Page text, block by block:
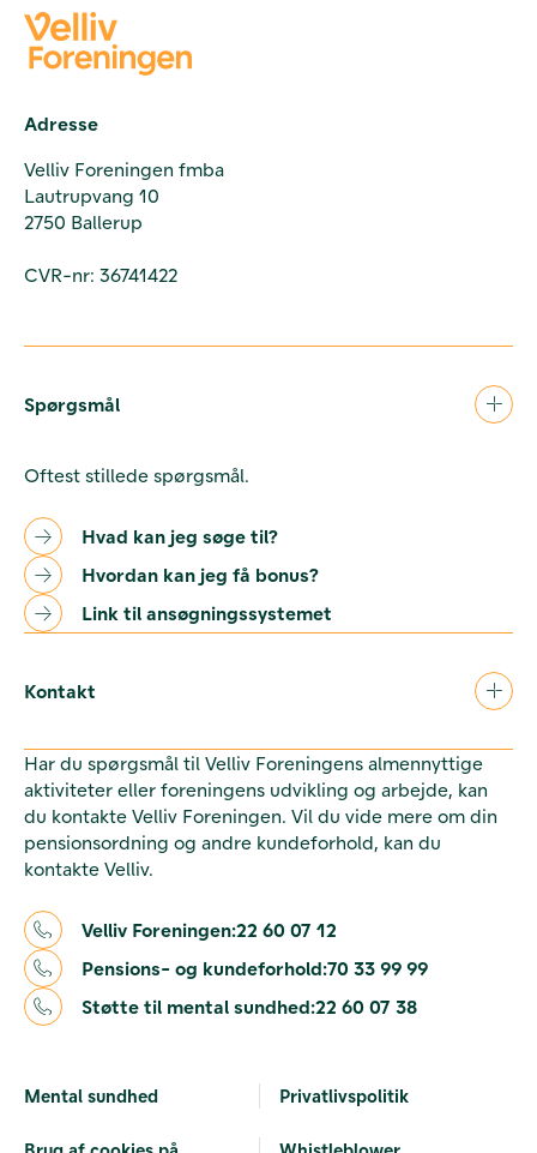
Adresse
Velliv Foreningen fmba
Lautrupvang 10
2750 Ballerup
CVR-nr: 36741422
Spørgsmål
Oftest stillede spørgsmål.
Hvad kan jeg søge til?
Hvordan kan jeg få bonus?
Link til ansøgningssystemet
Kontakt
Har du spørgsmål til Velliv Foreningens almennyttige
aktiviteter eller foreningens udvikling og arbejde, kan
du kontakte Velliv Foreningen. Vil du vide mere om din
pensionsordning og andre kundeforhold, kan du
kontakte Velliv.
Velliv Foreningen:22 60 07 12
Pensions- og kundeforhold:70 33 99 99
Støtte til mental sundhed:22 60 07 38
Mental sundhed Privatlivspolitik